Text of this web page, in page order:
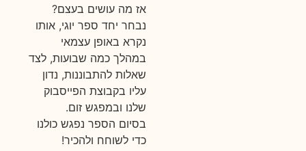
אז מה עושים בעצם?
נבחר יחד ספר יוגי, אותו
נקרא באופן עצמאי
במהלך כמה שבועות, לצד
שאלות להתבוננות, נדון
עליו בקבוצת הפייסבוק
שלנו ובמפגש זום.
בסיום הספר נפגש כולנו
כדי לשוחח ולהכיר!